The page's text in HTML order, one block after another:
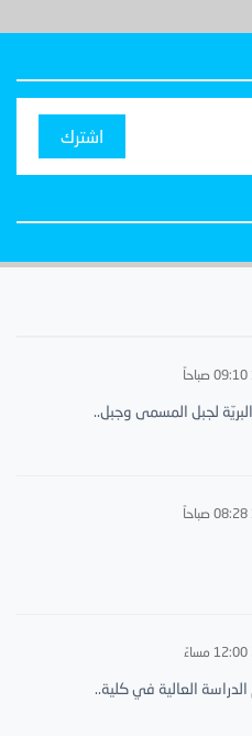
اشترك
لجبل المسمى وجبل..
العالية في كلية..